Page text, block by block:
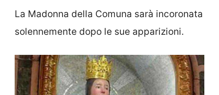
La Madonna della Comuna sarà incoronata
solennemente dopo le sue apparizioni.